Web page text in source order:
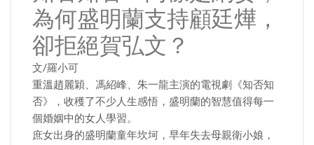
為何盛明蘭支持顧廷燁，
卻拒絕賀弘文？
文/羅小可
重溫趙麗穎、馮紹峰、朱一龍主演的電視劇《知否知
否》，收穫了不少人生感悟，盛明蘭的智慧值得每一
個婚姻中的女人學習。
庶女出身的盛明蘭童年坎坷，早年失去母親衛小娘，